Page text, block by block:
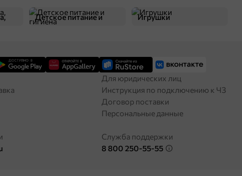
Детское питание и
Игрушки
Для юридических лиц
Инструкция по подключению к ЧЗ
Договор поставки
Персональные данные
Служба поддержки
8 800 250-55-55